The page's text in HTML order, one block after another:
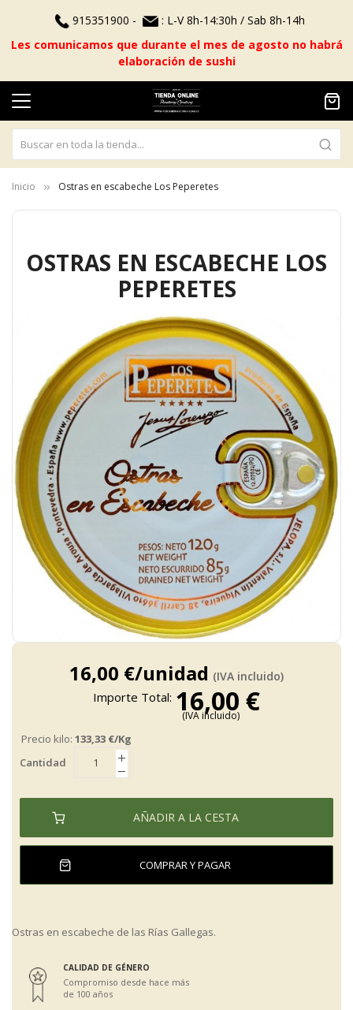
915351900 -
: L-V 8h-14:30h / Sab 8h-14h
Les comunicamos que durante el mes de agosto no habrá
elaboración de sushi
Inicio Ostras en escabeche Los Peperetes
Saltar
OSTRAS EN ESCABECHE LOS
PEPERETES
Saltar
de
16,00 €/unidad (IVA incluido)
16,00 €
(IVA incluido)
Precio kilo: 133,33 €/Kg
Ostras en escabeche de las Rías Gallegas.
AÑADIR A LA CESTA
Cantidad
COMPRAR Y PAGAR
CALIDAD DE GÉNERO
Compromiso desde hace más
de 100 años